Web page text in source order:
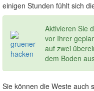
einigen Stunden fühlt sich
Aktivieren Sie
vor Ihrer
auf zwei
dem Boden
Sie können die Weste auch